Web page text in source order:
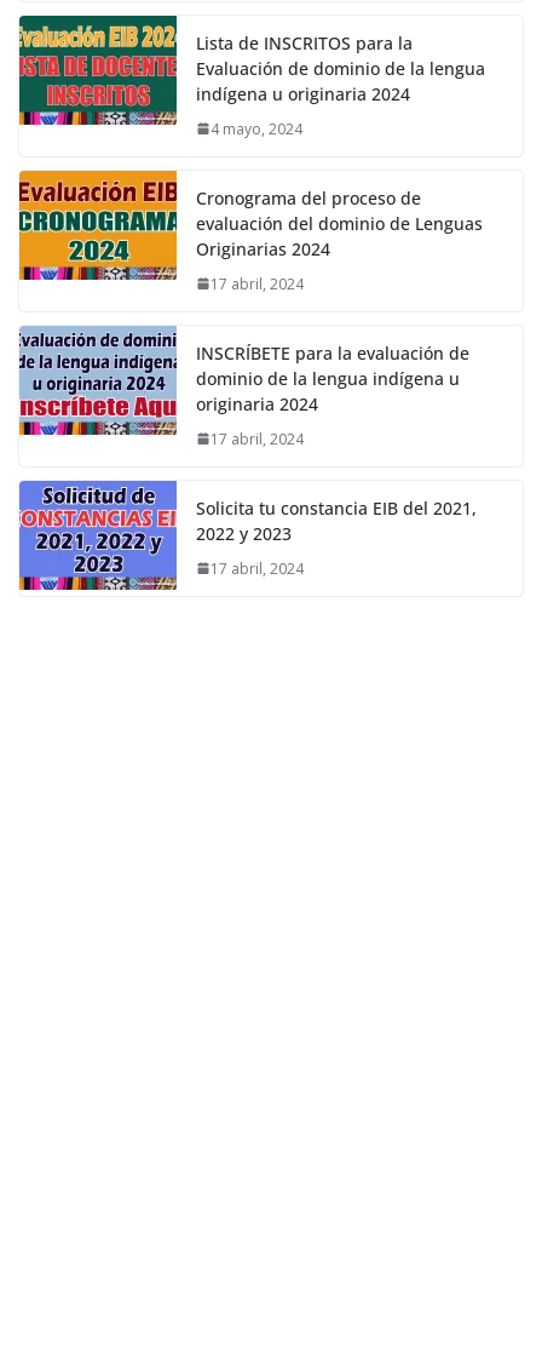
Lista de INSCRITOS para la
Evaluación de dominio de la lengua
indígena u originaria 2024
4 mayo, 2024
Cronograma del proceso de
evaluación del dominio de Lenguas
Originarias 2024
17 abril, 2024
INSCRÍBETE para la evaluación de
dominio de la lengua indígena u
originaria 2024
17 abril, 2024
Solicita tu constancia EIB del 2021,
2022 y 2023
17 abril, 2024